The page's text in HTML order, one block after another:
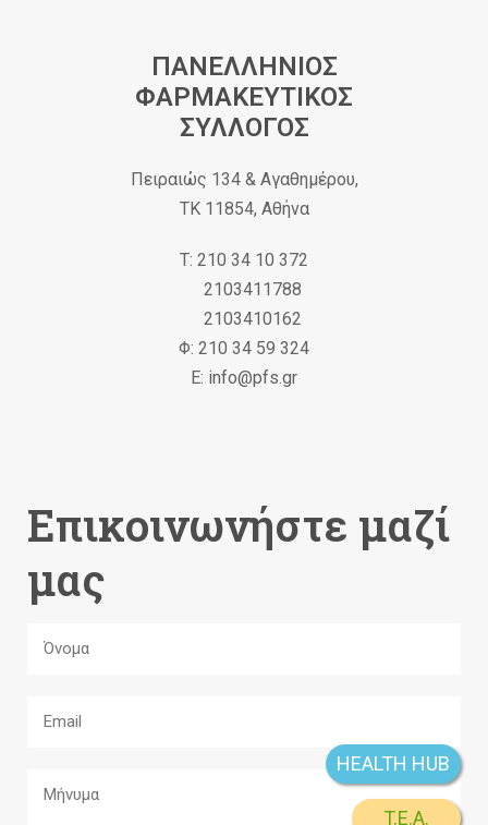
ΠΑΝΕΛΛΗΝΙΟΣ
ΦΑΡΜΑΚΕΥΤΙΚΟΣ
ΣΥΛΛΟΓΟΣ
Πειραιώς 134 & Αγαθημέρου,
ΤΚ 11854, Αθήνα
Τ: 210 34 10 372
2103411788
2103410162
Φ: 210 34 59 324
Ε: info@pfs.gr
Επικοινωνήστε μαζί
μας
T.E.A.
HEALTH HUB